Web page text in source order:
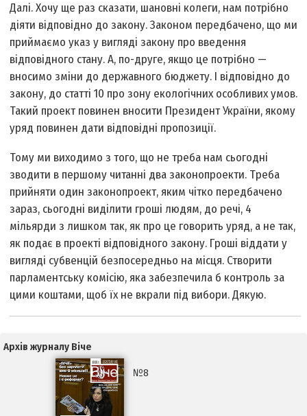
Далі. Хочу ще раз сказати, шановні колеги, нам потрібно
діяти відповідно до закону. Законом передбачено, що ми
приймаємо указ у вигляді закону про введення
відповідного стану. А, по-друге, якщо це потрібно —
вносимо зміни до державного бюджету. І відповідно до
закону, до статті 10 про зону екологічних особливих умов.
Такий проект повинен вносити Президент України, якому
уряд повинен дати відповідні пропозиції.
Тому ми виходимо з того, що не треба нам сьогодні
зводити в першому читанні два законопроекти. Треба
прийняти один законопроект, яким чітко передбачено
зараз, сьогодні виділити гроші людям, до речі, 4
мільярди з лишком так, як про це говорить уряд, а не так,
як подає в проекті відповідного закону. Гроші віддати у
вигляді субвенцій безпосередньо на місця. Створити
парламентську комісію, яка забезпечила б контроль за
цими коштами, щоб їх не вкрали під вибори. Дякую.
Архів журналу Віче
№8